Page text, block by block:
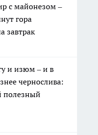
с майонезом –
гора
завтрак
и изюм – и в
чернослива:
полезный